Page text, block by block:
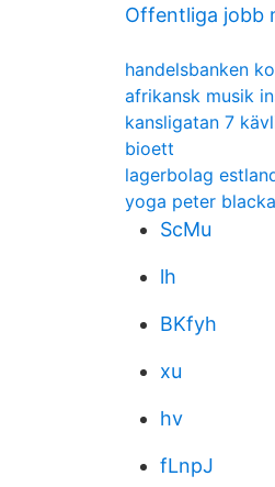
Offentliga jobb
handelsbanken
afrikansk musik
kansligatan 7
bioett
lagerbolag
yoga peter
ScMu
lh
BKfyh
xu
hv
fLnpJ